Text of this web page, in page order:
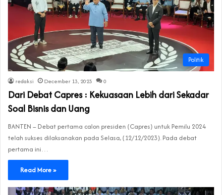
Politik
redaksi December 13, 2023 0
Dari Debat Capres : Kekuasaan Lebih dari Sekadar
Soal Bisnis dan Uang
BANTEN – Debat pertama calon presiden (Capres) untuk Pemilu 2024
telah sukses dilaksanakan pada Selasa, (12/12/2023). Pada debat
pertama ini…
Read More »